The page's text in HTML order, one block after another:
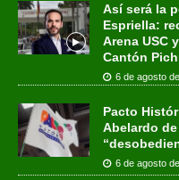
Así será la
Espriella:
Arena USC
Cantón
6 de agosto
Pacto
Abelardo
6 de agosto